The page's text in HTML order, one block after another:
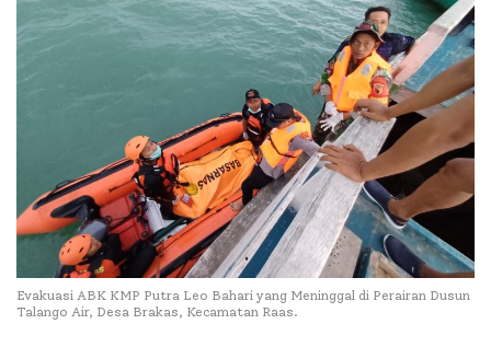
Evakuasi ABK KMP Putra Leo Bahari yang Meninggal di Perairan Dusun
Talango Air, Desa Brakas, Kecamatan Raas.